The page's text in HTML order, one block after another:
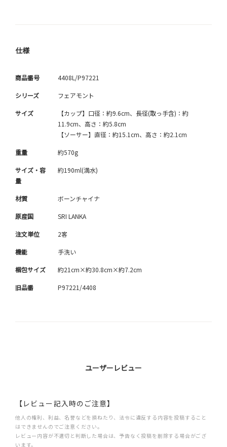
仕様
商品番号 4408L/P97221
シリーズ フェアモント
サイズ
【カップ】口径：約9.6cm、長径(取っ手含)：約
11.9cm、高さ：約5.8cm
【ソーサー】直径：約15.1cm、高さ：約2.1cm
重量 約570g
サイズ・容
量
約190ml(満水)
材質 ボーンチャイナ
原産国 SRI LANKA
注文単位 2客
機能 手洗い
梱包サイズ 約21cm×約30.8cm×約7.2cm
旧品番 P97221/4408
ユーザーレビュー
【レビュー記入時のご注意】
他人の権利、利益、名誉などを損ねたり、法令に違反する内容を投稿すること
はできませんのでご注意ください。
レビュー内容が不適切と判断した場合は、予告なく投稿を削除する場合がござ
います。